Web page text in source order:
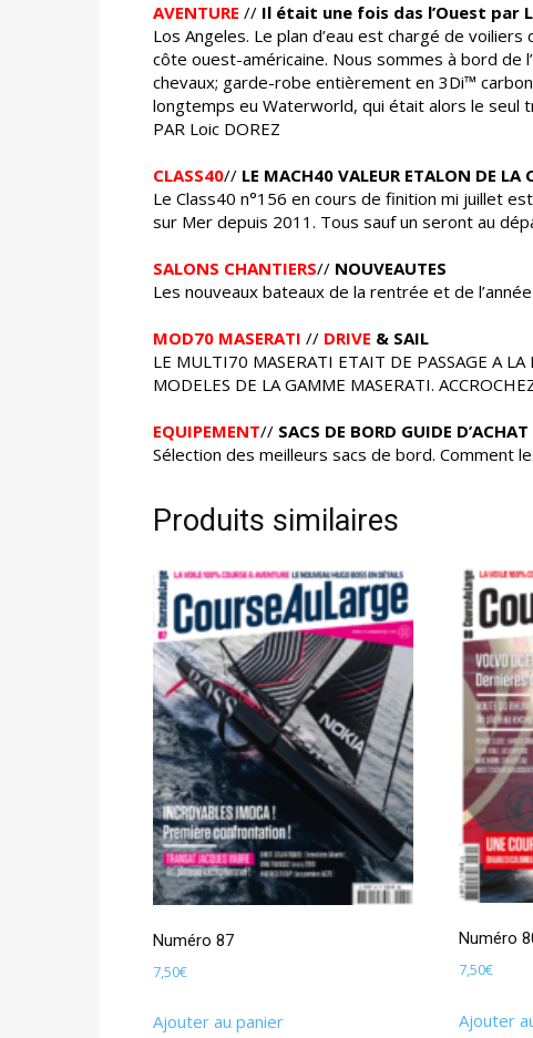
AVENTURE // Il était une fois das l’Ouest par
Los Angeles. Le plan d’eau est chargé de
côte ouest-américaine. Nous sommes à bord de
chevaux; garde-robe entièrement en 3Di™
longtemps eu Waterworld, qui était alors le seul
PAR Loic DOREZ
CLASS40// LE MACH40 VALEUR ETALON DE LA
Le Class40 n°156 en cours de finition mi juillet
sur Mer depuis 2011. Tous sauf un seront au
SALONS CHANTIERS// NOUVEAUTES
Les nouveaux bateaux de la rentrée et de
MOD70 MASERATI // DRIVE & SAIL
LE MULTI70 MASERATI ETAIT DE PASSAGE A LA
MODELES DE LA GAMME MASERATI.
EQUIPEMENT// SACS DE BORD GUIDE D’ACHAT
Sélection des meilleurs sacs de bord. Comment
Produits similaires
Numéro 87
7,50€
Ajouter au panier
Numéro
7,50€
Ajouter